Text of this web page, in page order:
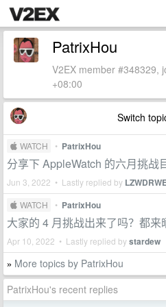
PatrixHou
V2EX member #348329,
+08:00
Switch
 WATCH • PatrixHou
分享下 AppleWatch 的六月挑战
Jun 3, 2022 • Lastly replied by
 WATCH • PatrixHou
大家的 4 月挑战出来了吗？都来
Apr 10, 2022 • Lastly replied bystardew
» More topics by PatrixHou
PatrixHou's recent replies